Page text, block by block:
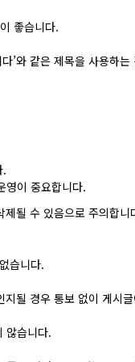
좋습니다.
’와 같은 제목을 사용하
.
영이 중요합니다.
될 수 있음으로 주의합니
습니다.
될 경우 통보 없이 게시
않습니다.